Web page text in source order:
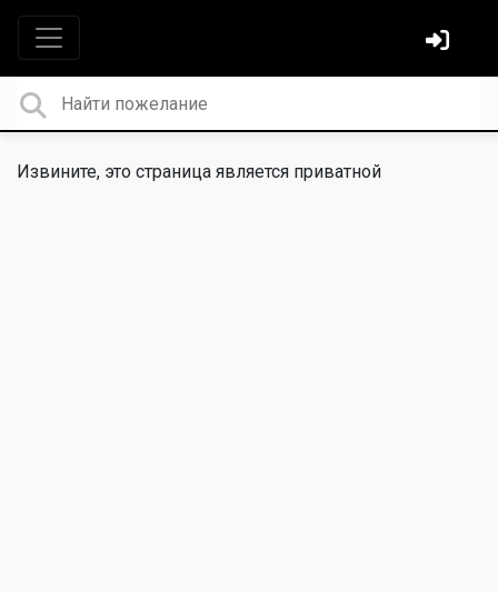
Извините, это страница является приватной